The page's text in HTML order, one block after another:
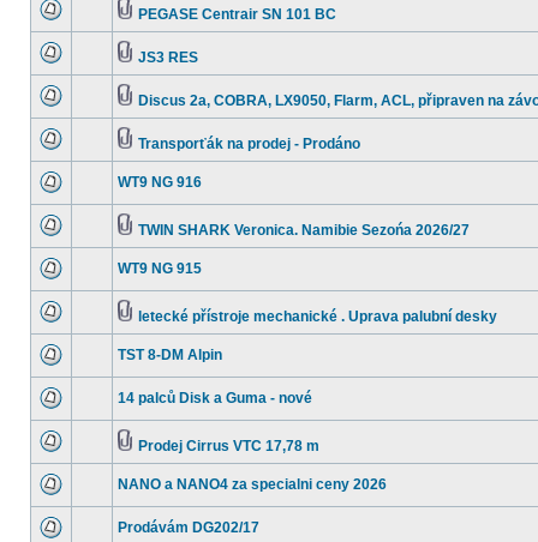
PEGASE Centrair SN 101 BC
JS3 RES
Discus 2a, COBRA, LX9050, Flarm, ACL, připraven na
Transporťák na prodej - Prodáno
WT9 NG 916
TWIN SHARK Veronica. Namibie Sezońa 2026/27
WT9 NG 915
letecké přístroje mechanické . Uprava palubní desky
TST 8-DM Alpin
14 palců Disk a Guma - nové
Prodej Cirrus VTC 17,78 m
NANO a NANO4 za specialni ceny 2026
Prodávám DG202/17